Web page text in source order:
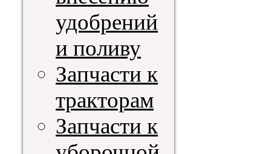
удобрений
и поливу
Запчасти к
тракторам
Запчасти к